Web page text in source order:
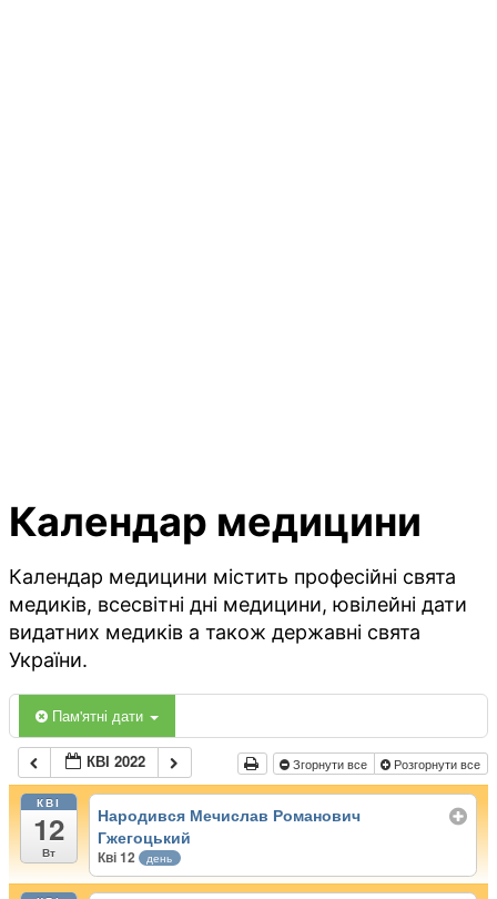
Календар медицини
Календар медицини містить професійні свята
медиків, всесвітні дні медицини, ювілейні дати
видатних медиків а також державні свята
України.
Пам'ятні дати
КВІ 2022 Згорнути все Розгорнути все
КВІ
12
Вт
Народився Мечислав Романович
Гжегоцький
Кві 12 день